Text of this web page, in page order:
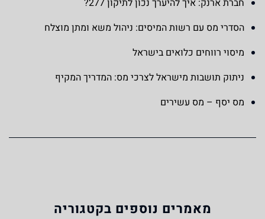
חברת ארנק: איך להיערך נכון לתיקון 277?
הסדרי מס עם רשות המיסים: ניהול משא ומתן מוצלח
מיסוי רווחים כלואים בישראל
ניתוק תושבות מישראל לצרכי מס: המדריך המקיף
מס יסף – מס עשירים
מאמרים נוספים בקטגוריה